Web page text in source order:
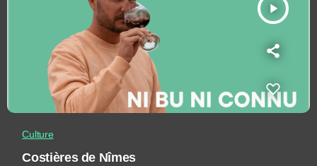
play_arrow
Culture
Costières de Nîmes